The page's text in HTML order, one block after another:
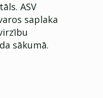
ASV
saplaka
sākumā.